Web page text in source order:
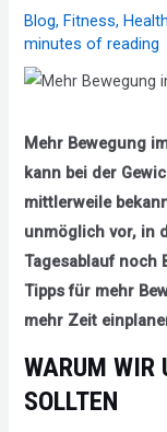
Blog,Fitness,
minutes of reading
Mehr Bewegung
kann bei der
mittlerweile
unmöglich vor, in
Tagesablauf noch
Tipps für mehr
mehr Zeit
WARUM WIR
SOLLTEN